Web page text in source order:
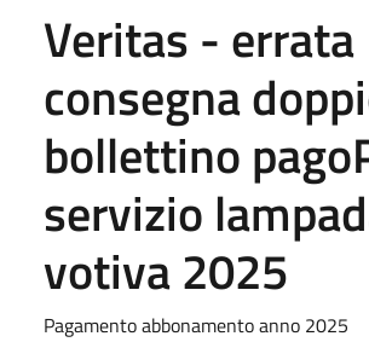
Veritas - errata
consegna
bollettino
servizio
votiva 2025
Pagamento abbonamento anno 2025